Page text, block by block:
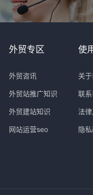
外贸专区
外贸咨讯
外贸站推广知识
外贸建站知识
网站运营seo
使
关
联
法
隐